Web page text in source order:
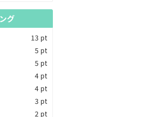
グ
13 pt
5 pt
5 pt
4 pt
4 pt
3 pt
2 pt